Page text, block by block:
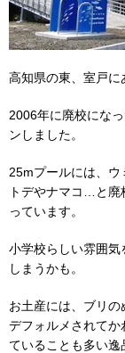
高知県の東、室戸に
2006年に廃校にな
ンしました。
25mプールには、ウ
トデやナマコ…と廃
っています。
小学校らしい雰囲
しまうかも。
お土産には、ブリの
デフォルメされてか
ていることも多い逸